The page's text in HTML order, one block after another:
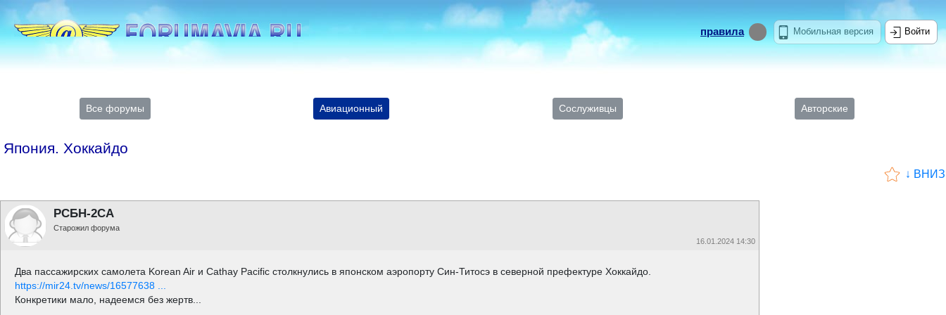
Мобильная версия
правила Войти
Все форумы Авиационный Сослуживцы Авторские
Япония. Хоккайдо
↓ ВНИЗ
РСБН-2СА
Старожил форума
16.01.2024 14:30
Два пассажирских самолета Korean Air и Cathay Pacific столкнулись в японском аэропорту Син-Титосэ в северной префектуре Хоккайдо.
https://mir24.tv/news/16577638 ...
Конкретики мало, надеемся без жертв...